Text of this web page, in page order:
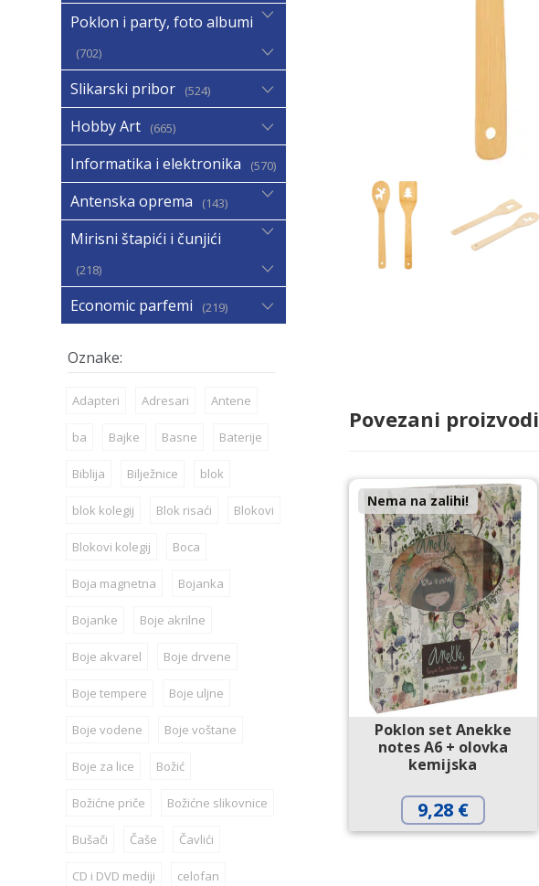
Povezani proizvodi
Nema na zalihi!
Poklon set Anekke
notes A6 + olovka
kemijska
9,28 €
Poklon i party, foto albumi
702
Slikarski pribor 524
Hobby Art 665
Informatika i elektronika 570
Antenska oprema 143
Mirisni štapići i čunjići
218
Economic parfemi 219
Adapteri Adresari Antene
ba Bajke Basne Baterije
Biblija Bilježnice blok
blok kolegij Blok risaći Blokovi
Blokovi kolegij Boca
Boja magnetna Bojanka
Bojanke Boje akrilne
Boje akvarel Boje drvene
Boje tempere Boje uljne
Boje vodene Boje voštane
Boje za lice Božić
Božićne priče Božićne slikovnice
Bušači Čaše Čavlići
CD i DVD mediji celofan